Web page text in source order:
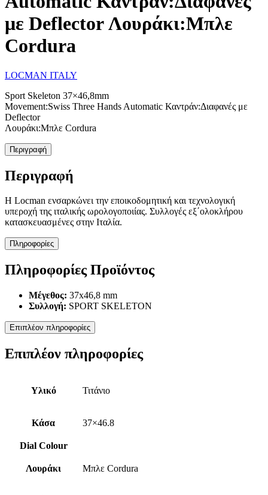
με Deflector Λουράκι:Μπλε
Cordura
LOCMAN ITALY
Sport Skeleton 37×46,8mm
Movement:Swiss Three Hands Automatic Καντράν:Διαφανές με
Deflector
Λουράκι:Μπλε Cordura
Περιγραφή
Περιγραφή
Η Locman ενσαρκώνει την εποικοδομητική και τεχνολογική
υπεροχή της ιταλικής ωρολογοποιίας. Συλλογές εξ΄ολοκλήρου
κατασκευασμένες στην Ιταλία.
Πληροφορίες
Πληροφορίες Προϊόντος
Μέγεθος: 37x46,8 mm
Συλλογή: SPORT SKELETON
Επιπλέον πληροφορίες
Επιπλέον πληροφορίες
Υλικό Τιτάνιο
Κάσα 37×46.8
Dial Colour
Λουράκι Μπλε Cordura